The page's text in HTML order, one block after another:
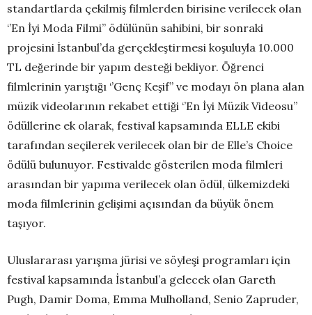
standartlarda çekilmiş filmlerden birisine verilecek olan
‘’En İyi Moda Filmi’’ ödülünün sahibini, bir sonraki
projesini İstanbul’da gerçekleştirmesi koşuluyla 10.000
TL değerinde bir yapım desteği bekliyor. Öğrenci
filmlerinin yarıştığı ‘’Genç Keşif’’ ve modayı ön plana alan
müzik videolarının rekabet ettiği ‘’En İyi Müzik Videosu’’
ödüllerine ek olarak, festival kapsamında ELLE ekibi
tarafından seçilerek verilecek olan bir de Elle’s Choice
ödülü bulunuyor. Festivalde gösterilen moda filmleri
arasından bir yapıma verilecek olan ödül, ülkemizdeki
moda filmlerinin gelişimi açısından da büyük önem
taşıyor.
Uluslararası yarışma jürisi ve söyleşi programları için
festival kapsamında İstanbul’a gelecek olan Gareth
Pugh, Damir Doma, Emma Mulholland, Senio Zapruder,